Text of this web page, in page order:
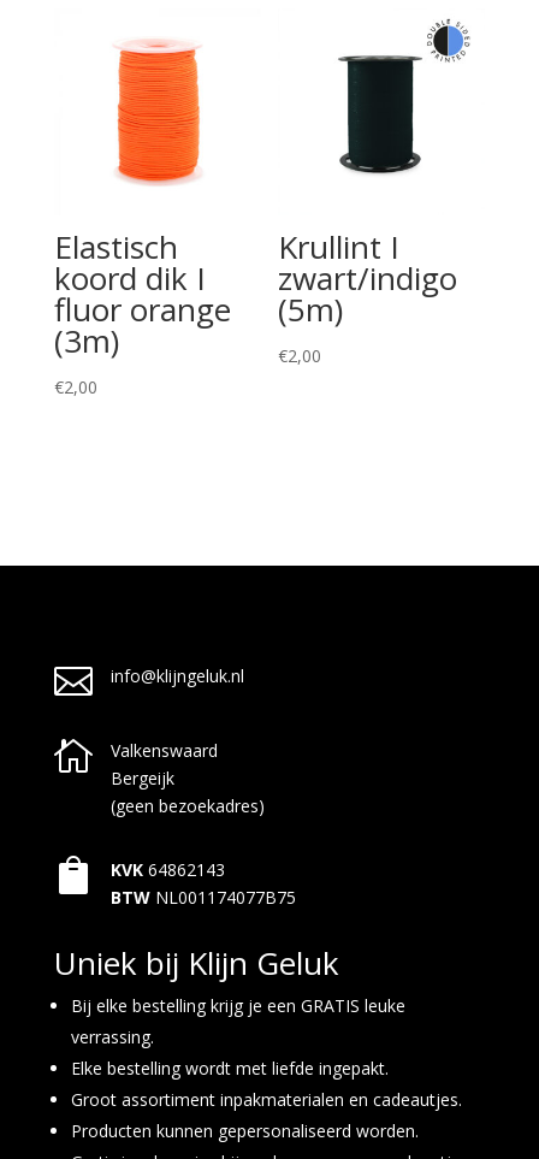
Elastisch
koord dik I
fluor orange
(3m)
€2,00
Krullint I
zwart/indigo
(5m)
€2,00
 info@klijngeluk.nl

Valkenswaard
Bergeijk
(geen bezoekadres)
 KVK 64862143
BTW NL001174077B75
Uniek bij Klijn Geluk
Bij elke bestelling krijg je een GRATIS leuke
verrassing.
Elke bestelling wordt met liefde ingepakt.
Groot assortiment inpakmaterialen en cadeautjes.
Producten kunnen gepersonaliseerd worden.